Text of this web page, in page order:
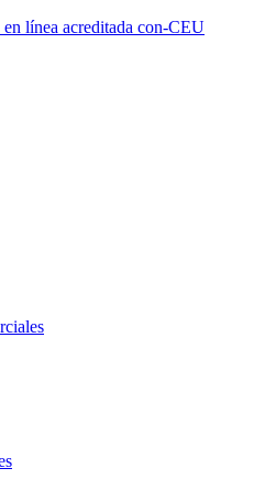
línea acreditada con-CEU